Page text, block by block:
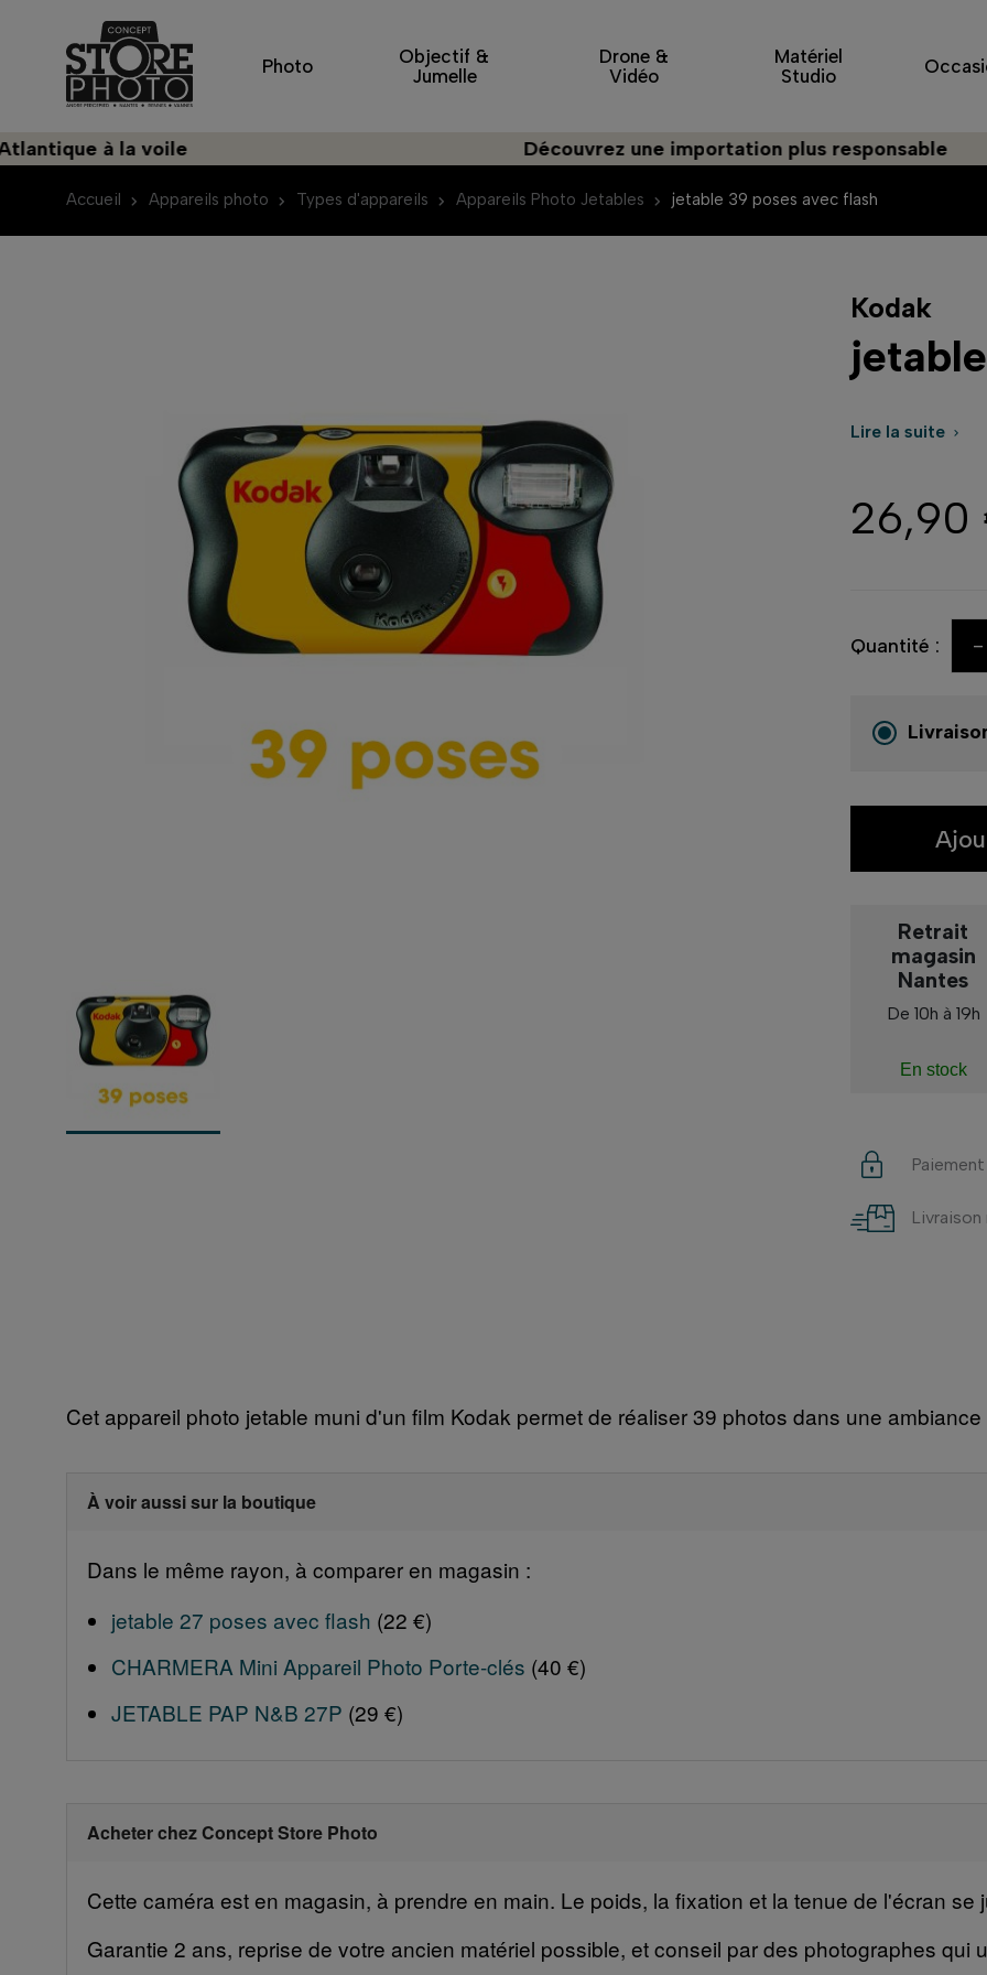
Photo
Objectif &
Jumelle
Drone &
Vidéo
Matériel
Studio
à la voile Découvrez une importation plus responsable
Accueil Appareils photo Types d'appareils Appareils Photo Jetables jetable 39 poses avec flash
Kodak
Lire la suite 
Quantité : -
Retrait
magasin
Nantes
De 10h à 19h
En stock
Livraison
Cet appareil photo jetable muni d'un film Kodak permet de réaliser 39 photos dans une
À voir aussi sur la boutique
Dans le même rayon, à comparer en magasin :
jetable 27 poses avec flash (22 €)
CHARMERA Mini Appareil Photo Porte-clés (40 €)
JETABLE PAP N&B 27P (29 €)
Acheter chez Concept Store Photo
Cette caméra est en magasin, à prendre en main. Le poids, la fixation et la tenue de l'écran
Garantie 2 ans, reprise de votre ancien matériel possible, et conseil par des photographes qui